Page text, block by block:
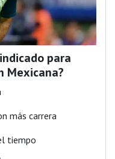
para
Mexicana?
más carrera
tiempo